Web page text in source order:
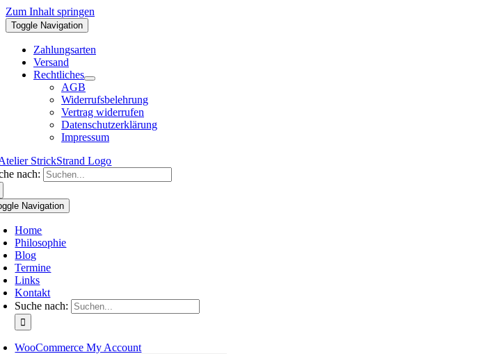
Zum Inhalt springen
Toggle Navigation
Zahlungsarten
Versand
Rechtliches
AGB
Widerrufsbelehrung
Vertrag widerrufen
Datenschutzerklärung
Impressum
nach:
Navigation
Home
Philosophie
Blog
Termine
Links
Kontakt
Suche nach:
WooCommerce My Account